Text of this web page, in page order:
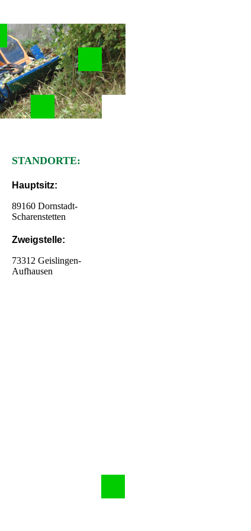
STANDORTE:
Hauptsitz:
89160 Dornstadt-
Scharenstetten
Zweigstelle:
73312 Geislingen-
Aufhausen